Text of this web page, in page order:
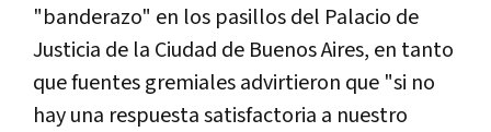
"banderazo" en los pasillos del Palacio de
Justicia de la Ciudad de Buenos Aires, en tanto
que fuentes gremiales advirtieron que "si no
hay una respuesta satisfactoria a nuestro